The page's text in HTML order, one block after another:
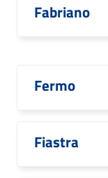
Fabriano
Fermo
Fiastra